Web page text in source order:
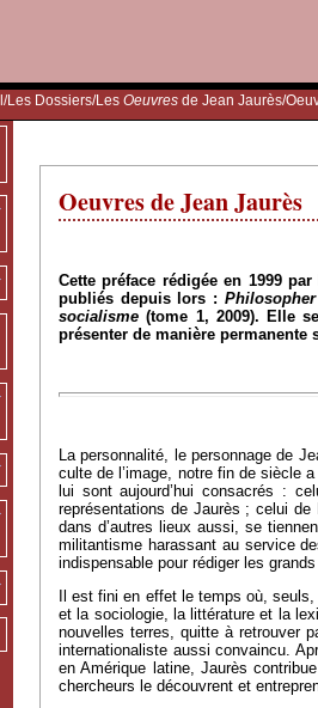
/Les Dossiers/Les Oeuvres de Jean Jaurès/
Oeuvres de Jean Jaurès
Cette préface rédigée en 1999
publiés depuis lors :
socialisme (tome 1, 2009). Elle
présenter de manière
La personnalité, le personnage de
culte de l’image, notre fin de siècle
lui sont aujourd’hui consacrés :
représentations de Jaurès ; celui
dans d’autres lieux aussi, se
militantisme harassant au service
indispensable pour rédiger les grands
Il est fini en effet le temps où,
et la sociologie, la littérature et la
nouvelles terres, quitte à retrouver
internationaliste aussi convaincu.
en Amérique latine, Jaurès
chercheurs le découvrent et